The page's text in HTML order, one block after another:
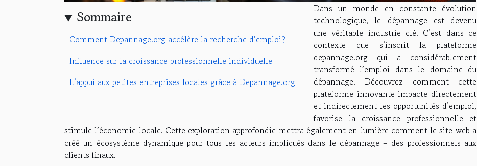
Sommaire
Comment Depannage.org accélère la recherche d’emploi?
Influence sur la croissance professionnelle individuelle
L’appui aux petites entreprises locales grâce à Depannage.org
Dans un monde en constante évolution
technologique, le dépannage est devenu
une véritable industrie clé. C’est dans ce
contexte que s’inscrit la plateforme
depannage.org qui a considérablement
transformé l’emploi dans le domaine du
dépannage. Découvrez comment cette
plateforme innovante impacte directement
et indirectement les opportunités d’emploi,
favorise la croissance professionnelle et
stimule l’économie locale. Cette exploration approfondie mettra également en lumière comment le site web a
créé un écosystème dynamique pour tous les acteurs impliqués dans le dépannage – des professionnels aux
clients finaux.